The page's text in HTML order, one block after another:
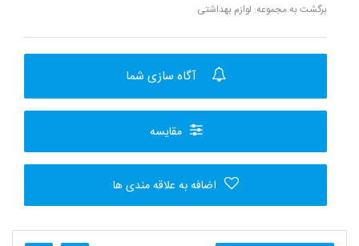
برگشت به مجموعه: لوازم بهداشتی
آگاه سازی شما
مقایسه
اضافه به علاقه مندی ها